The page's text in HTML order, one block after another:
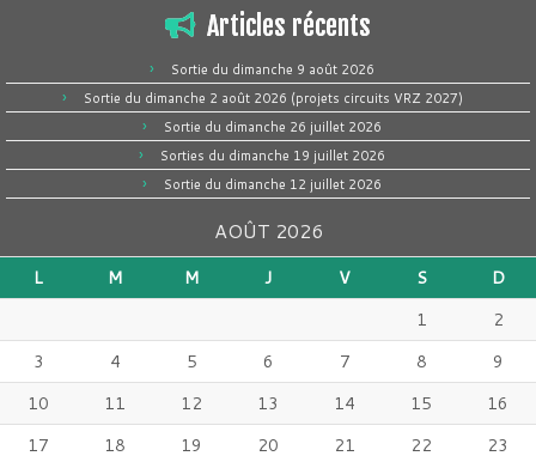
Articles récents
Sortie du dimanche 9 août 2026
Sortie du dimanche 2 août 2026 (projets circuits VRZ 2027)
Sortie du dimanche 26 juillet 2026
Sorties du dimanche 19 juillet 2026
Sortie du dimanche 12 juillet 2026
AOÛT 2026
L M M J V S
D
1
2
3
4 5 6 7 8
9
10
11 12 13 14 15
16
17
18 19 20 21 22 23